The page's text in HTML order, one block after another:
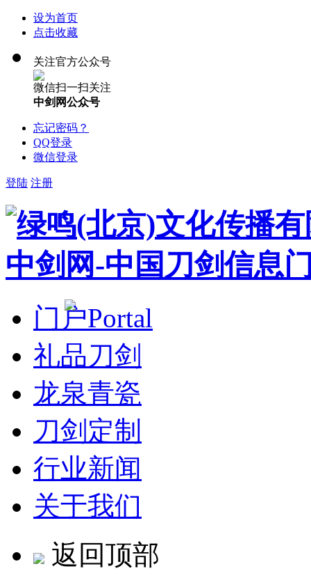
设为首页
点击收藏
关注官方公众号
微信扫一扫关注
中剑网公众号
忘记密码？
QQ登录
微信登录
登陆 注册
门户Portal
礼品刀剑
龙泉青瓷
刀剑定制
行业新闻
关于我们
返回顶部